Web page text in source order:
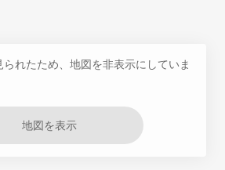
れたため、地図を非表示にしていま
地図を表示